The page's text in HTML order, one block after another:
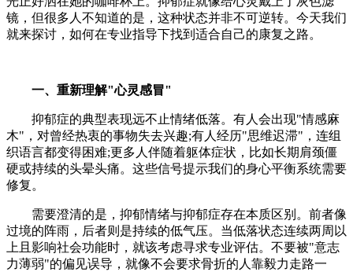
镜，但很多人不知道的是，这种状态并非不可逆转。今天我们
就来探讨，如何在专业指导下找到适合自己的康复之路。
一、重新理解"心灵感冒"
抑郁症的典型表现远不止情绪低落。有人会出现"情感麻
木"，对曾经热衷的事物失去兴趣;有人经历"思维迟滞"，连组
织语言都变得困难;更多人伴随着躯体症状，比如长期肩颈僵
硬或持续的头晕头痛。这些信号提示我们的身心平衡系统需要
修复。
需要澄清的是，抑郁情绪与抑郁症存在本质区别。前者像
过境的阵雨，后者则是持续的低气压。当低落状态连续两周以
上且影响社会功能时，就该考虑寻求专业评估。不要被"意志
力薄弱"的偏见误导，就像不会要求骨折的人靠毅力走路一